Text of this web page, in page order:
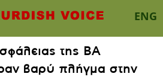
ENG
της ΒΑ
βαρύ πλήγμα στην